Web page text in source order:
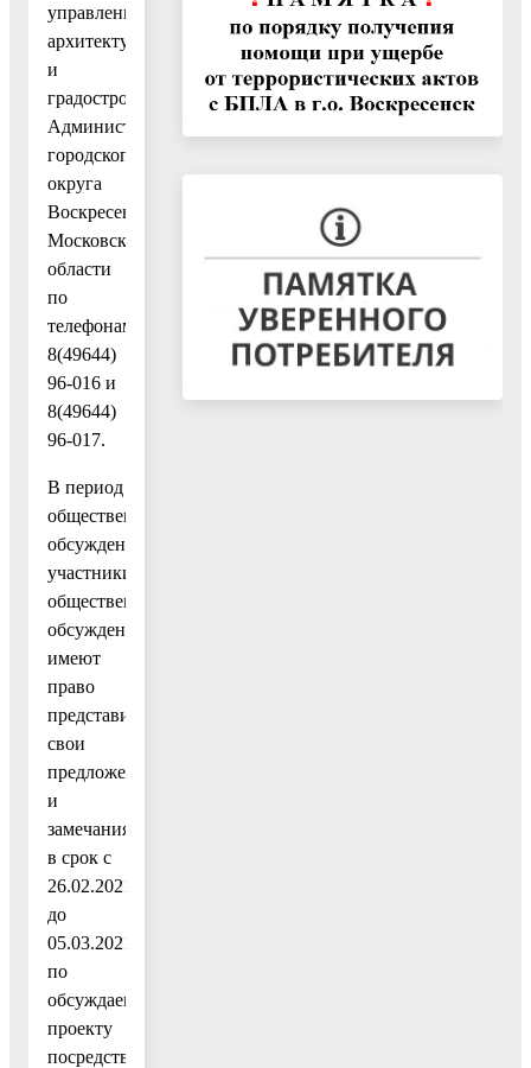
управлении
архитектуры
и
градостроительства
Администрации
городского
округа
Воскресенск
Московской
области
по
телефонам
8(49644)
96-016 и
8(49644)
96-017.
В период
общественных
обсуждений
участники
общественных
обсуждений
имеют
право
представить
свои
предложения
и
замечания
в срок с
26.02.2021
до
05.03.2021
по
обсуждаемому
проекту
посредством: